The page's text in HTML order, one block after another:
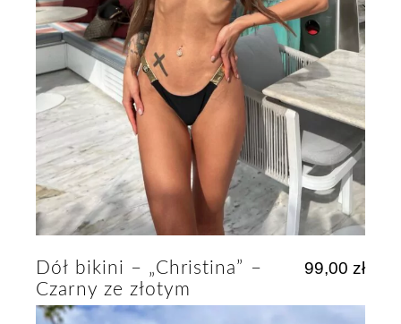
Dół bikini – „Christina” –
Czarny ze złotym
99,00 zł